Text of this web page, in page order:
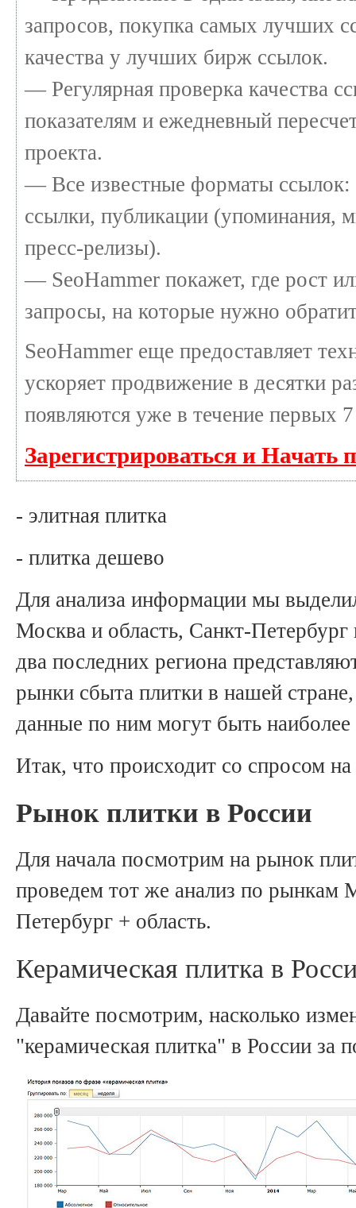
запросов, покупка самых лучших
качества у лучших бирж ссылок.
— Регулярная проверка качества
показателям и ежедневный
проекта.
— Все известные форматы ссылок:
ссылки, публикации (упоминания,
пресс-релизы).
— SeoHammer покажет, где рост
запросы, на которые нужно
SeoHammer еще предоставляет
ускоряет продвижение в десятки
появляются уже в течение первых
Зарегистрироваться и Начать
- элитная плитка
- плитка дешево
Для анализа информации мы
Москва и область, Санкт-Петербург
два последних региона
рынки сбыта плитки в нашей
данные по ним могут быть
Итак, что происходит со спросом
Рынок плитки в России
Для начала посмотрим на рынок
проведем тот же анализ по рынкам
Петербург + область.
Керамическая плитка в
Давайте посмотрим, насколько
"керамическая плитка" в России за